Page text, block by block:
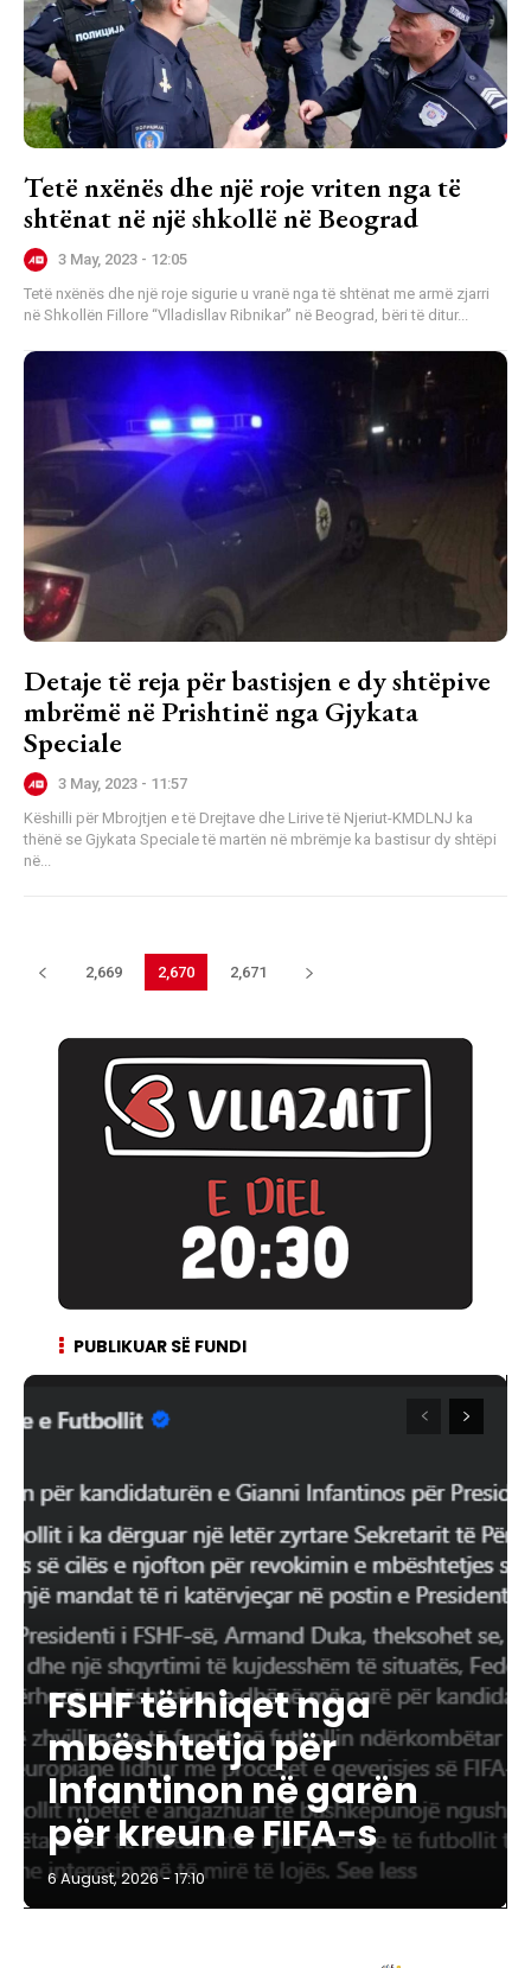
Tetë nxënës dhe një roje vriten nga të
shtënat në një shkollë në Beograd
3 May, 2023 - 12:05
Tetë nxënës dhe një roje sigurie u vranë nga të shtënat me armë zjarri
në Shkollën Fillore “Vlladisllav Ribnikar” në Beograd, bëri të ditur...
Detaje të reja për bastisjen e dy shtëpive
mbrëmë në Prishtinë nga Gjykata
Speciale
3 May, 2023 - 11:57
Këshilli për Mbrojtjen e të Drejtave dhe Lirive të Njeriut-KMDLNJ ka
thënë se Gjykata Speciale të martën në mbrëmje ka bastisur dy shtëpi
në...
2,669 2,670 2,671
PUBLIKUAR SË FUNDI
FSHF tërhiqet nga
mbështetja për
Infantinon në garën
për kreun e FIFA-s
6 August, 2026 - 17:10